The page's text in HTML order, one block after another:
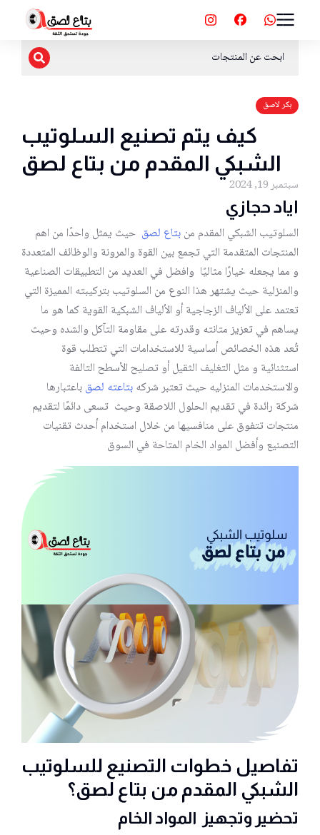
بكر لاصق
كيف يتم تصنيع السلوتيب
الشبكي المقدم من بتاع لصق
سبتمبر 19, 2024
اياد حجازي
السلوتيب الشبكي المقدم منبتاع لصق حيث يمثل واحدًا من اهم
المنتجات المتقدمة التي تجمع بين القوة والمرونة والوظائف المتعددة
و مما يجعله خيارًا مثاليًا وافضل في العديد من التطبيقات الصناعية
والمنزلية حيث يشتهر هذا النوع من السلوتيب بتركيبته المميزة التي
تعتمد على الألياف الزجاجية أو الألياف الشبكية القوية كما هو ما
يساهم في تعزيز متانته وقدرته على مقاومة التآكل والشده وحيث
تُعد هذه الخصائص أساسية للاستخدامات التي تتطلب قوة
استثنائية و مثل التغليف الثقيل أو تصليح الأسطح التالفة
والاستخدمات المنزليه حيث تعتبر شركهبتاعته لصقباعتبارها
شركة رائدة في تقديم الحلول اللاصقة وحيث تسعى دائمًا لتقديم
منتجات تتفوق على منافسيها من خلال استخدام أحدث تقنيات
التصنيع وأفضل المواد الخام المتاحة في السوق
تفاصيل خطوات التصنيع للسلوتيب
الشبكي المقدم من بتاع لصق؟
تحضير وتجهيز المواد الخام